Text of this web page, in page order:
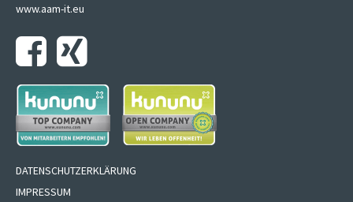
www.aam-it.eu
Navigation
überspringen
DATENSCHUTZERKLÄRUNG
IMPRESSUM